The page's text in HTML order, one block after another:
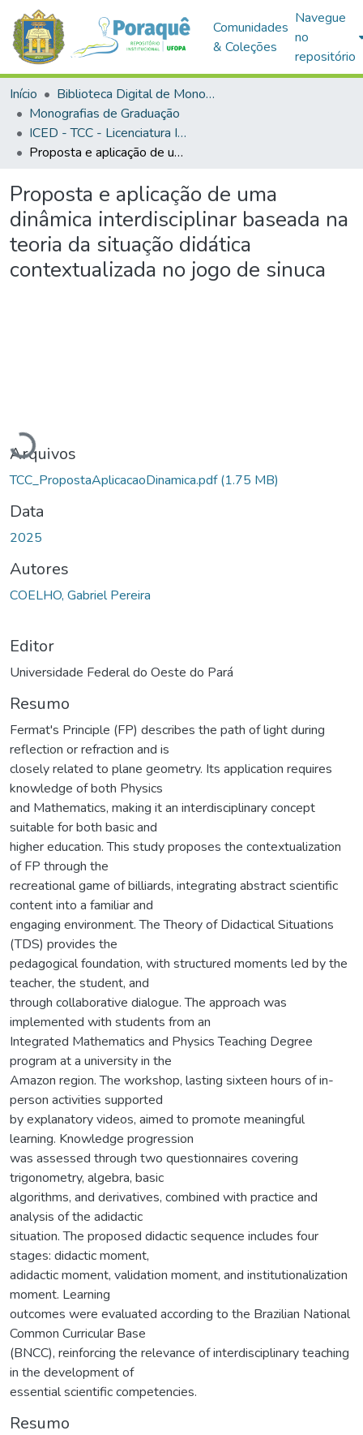
Comunidades
& Coleções
Navegue
no
repositório
Início
Biblioteca Digital de Monografias (BDM)
Monografias de Graduação
ICED - TCC - Licenciatura Integrada em Matemática e Física
Proposta e aplicação de uma dinâmica interdisciplinar baseada na teoria da situação didática contextualizada no jogo de sinuca
Proposta e aplicação de uma
dinâmica interdisciplinar baseada na
teoria da situação didática
contextualizada no jogo de sinuca
Carregando...
Arquivos
TCC_PropostaAplicacaoDinamica.pdf(1.75 MB)
Data
2025
Autores
COELHO, Gabriel Pereira
Editor
Universidade Federal do Oeste do Pará
Resumo
Fermat's Principle (FP) describes the path of light during
reflection or refraction and is
closely related to plane geometry. Its application requires
knowledge of both Physics
and Mathematics, making it an interdisciplinary concept
suitable for both basic and
higher education. This study proposes the contextualization
of FP through the
recreational game of billiards, integrating abstract scientific
content into a familiar and
engaging environment. The Theory of Didactical Situations
(TDS) provides the
pedagogical foundation, with structured moments led by the
teacher, the student, and
through collaborative dialogue. The approach was
implemented with students from an
Integrated Mathematics and Physics Teaching Degree
program at a university in the
Amazon region. The workshop, lasting sixteen hours of in-
person activities supported
by explanatory videos, aimed to promote meaningful
learning. Knowledge progression
was assessed through two questionnaires covering
trigonometry, algebra, basic
algorithms, and derivatives, combined with practice and
analysis of the adidactic
situation. The proposed didactic sequence includes four
stages: didactic moment,
adidactic moment, validation moment, and institutionalization
moment. Learning
outcomes were evaluated according to the Brazilian National
Common Curricular Base
(BNCC), reinforcing the relevance of interdisciplinary teaching
in the development of
essential scientific competencies.
Resumo